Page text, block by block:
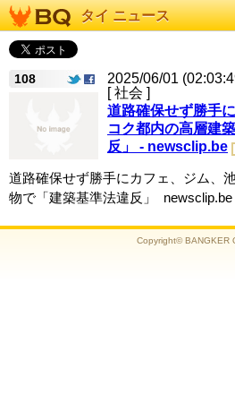
タイ ニュース
108
2025/06/01
[ 社会 ]
道路確保せず勝手
コク都内の高層建
反」 - newsclip.be
道路確保せず勝手にカフェ、ジム、
物で「建築基準法違反」 newsclip.be
Copyright© BANGKER